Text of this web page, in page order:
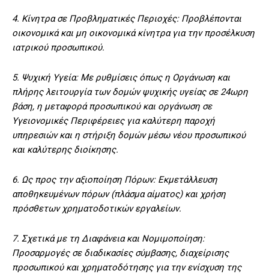
4. Κίνητρα σε Προβληματικές Περιοχές: Προβλέπονται
οικονομικά και μη οικονομικά κίνητρα για την προσέλκυση
ιατρικού προσωπικού.
5. Ψυχική Υγεία: Με ρυθμίσεις όπως η Οργάνωση και
πλήρης λειτουργία των δομών ψυχικής υγείας σε 24ωρη
βάση, η μεταφορά προσωπικού και οργάνωση σε
Υγειονομικές Περιφέρειες για καλύτερη παροχή
υπηρεσιών και η στήριξη δομών μέσω νέου προσωπικού
και καλύτερης διοίκησης.
6. Ως προς την αξιοποίηση Πόρων: Εκμετάλλευση
αποθηκευμένων πόρων (πλάσμα αίματος) και χρήση
πρόσθετων χρηματοδοτικών εργαλείων.
7. Σχετικά με τη Διαφάνεια και Νομιμοποίηση:
Προσαρμογές σε διαδικασίες σύμβασης, διαχείρισης
προσωπικού και χρηματοδότησης για την ενίσχυση της